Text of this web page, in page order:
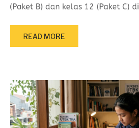
(Paket B) dan kelas 12 (Paket C) di
READ MORE